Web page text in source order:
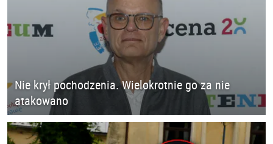
Nie krył pochodzenia. Wielokrotnie go za nie
atakowano